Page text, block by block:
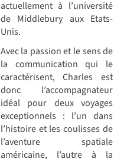
actuellement à l’université
de Middlebury aux Etats-
Unis.
Avec la passion et le sens de
la communication qui le
caractérisent, Charles est
donc l’accompagnateur
idéal pour deux voyages
exceptionnels : l’un dans
l’histoire et les coulisses de
l’aventure spatiale
américaine, l’autre à la